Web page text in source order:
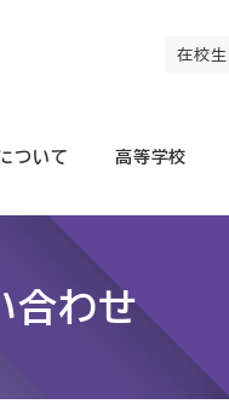
在校生
ついて 高等学校
合わせ